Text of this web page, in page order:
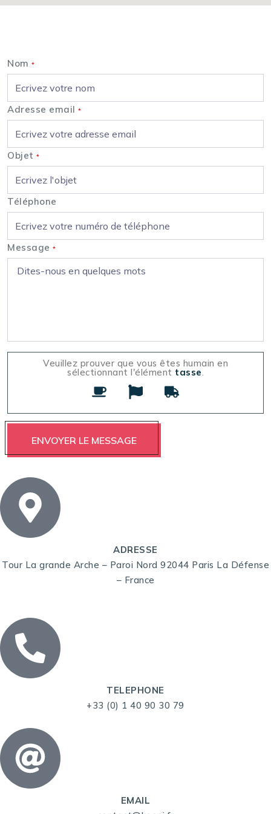
Nom *
Adresse email *
Objet *
Téléphone
Message *
Veuillez prouver que vous êtes humain en
sélectionnant l'élément tasse.
ADRESSE
Tour La grande Arche – Paroi Nord 92044 Paris La Défense
– France
TELEPHONE
+33 (0) 1 40 90 30 79
EMAIL